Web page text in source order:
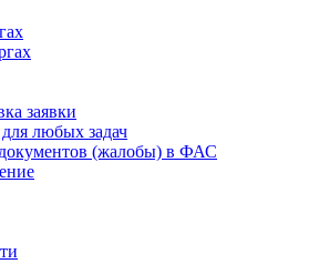
заявки
любых задач
(жалобы) в ФАС